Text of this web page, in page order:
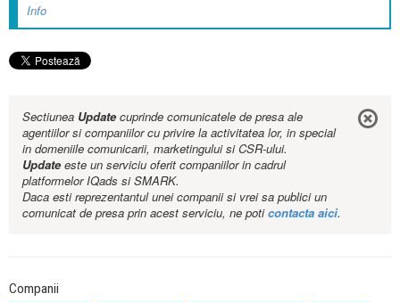
Info
Sectiunea Updatecuprinde comunicatele de presa ale
agentiilor si companiilor cu privire la activitatea lor, in special
in domeniile comunicarii, marketingului si CSR-ului.
Updateeste un serviciu oferit companiilor in cadrul
platformelor IQads si SMARK.
Daca esti reprezentantul unei companii si vrei sa publici un
comunicat de presa prin acest serviciu, ne poticontacta aici.
Companii